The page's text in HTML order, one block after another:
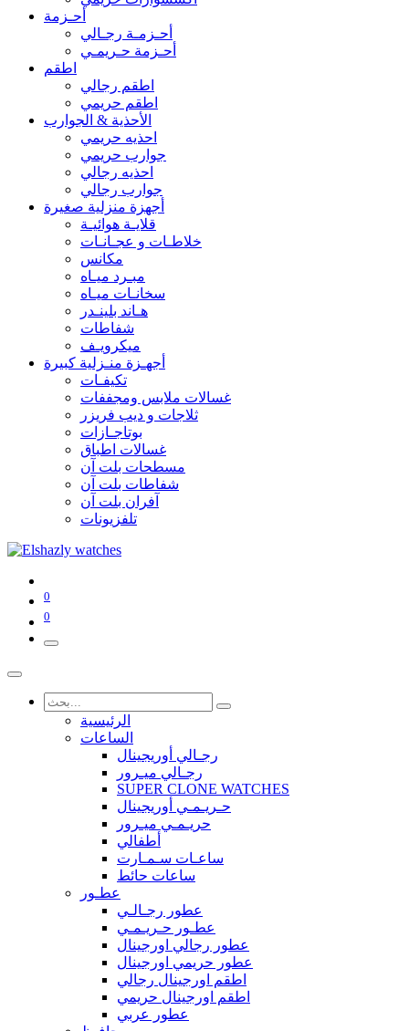
أحـزمة
أحـزمـة رجـالي
أحـزمة حـريمـي
اطقم
اطقم رجالي
اطقم حريمي
الأحذية & الجوارب
احذيه حريمي
جوارب حريمي
احذيه رجالي
جوارب رجالي
أجهزة منزلية صغيرة
قلايـة هوائيـة
خلاطـات و عجـانـات
مكانس
مبـرد ميـاه
سخانـات ميـاه
هـاند بلينـدر
شفاطات
ميكرويـف
أجهـزة منـزلية كبيرة
تكيفـات
غسالات ملابس ومجففات
ثلاجات و ديب فريزر
بوتاجـازات
غسالات اطباق
مسطحات بلت آن
شفاطات بلت آن
آفران بلت آن
تلفزيونات
0
0
الرئيسية
الساعات
رجـالي أوريجينال
رجـالي ميـرور
SUPER CLONE WATCHES
حـريـمـي أوريجينال
حريـمـي ميـرور
أطفالي
ساعـات سـمـارت
ساعات حائط
عطـور
عطور رجـالـي
عطـور حـريـمـي
عطور رجالي اورجينال
عطور حريمي اورجينال
اطقم اورجينال رجالي
اطقم اورجينال حريمي
عطور عربي